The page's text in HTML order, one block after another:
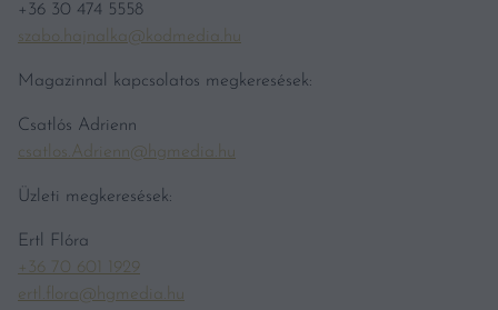
+36 30 474 5558
szabo.hajnalka@kodmedia.hu
Magazinnal kapcsolatos megkeresések:
Csatlós Adrienn
csatlos.Adrienn@hgmedia.hu
Üzleti megkeresések:
Ertl Flóra
+36 70 601 1929
ertl.flora@hgmedia.hu